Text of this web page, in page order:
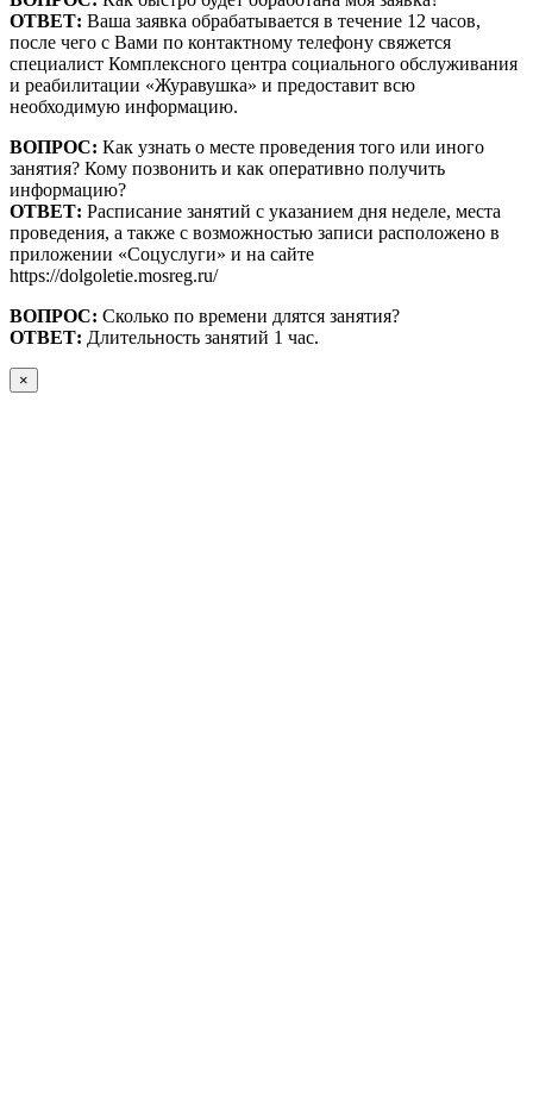
ОТВЕТ: Ваша заявка обрабатывается в течение 12 часов,
после чего с Вами по контактному телефону свяжется
специалист Комплексного центра социального обслуживания
и реабилитации «Журавушка» и предоставит всю
необходимую информацию.
ВОПРОС: Как узнать о месте проведения того или иного
занятия? Кому позвонить и как оперативно получить
информацию?
ОТВЕТ: Расписание занятий с указанием дня неделе, места
проведения, а также с возможностью записи расположено в
приложении «Соцуслуги» и на сайте
https://dolgoletie.mosreg.ru/
ВОПРОС: Сколько по времени длятся занятия?
ОТВЕТ: Длительность занятий 1 час.
×